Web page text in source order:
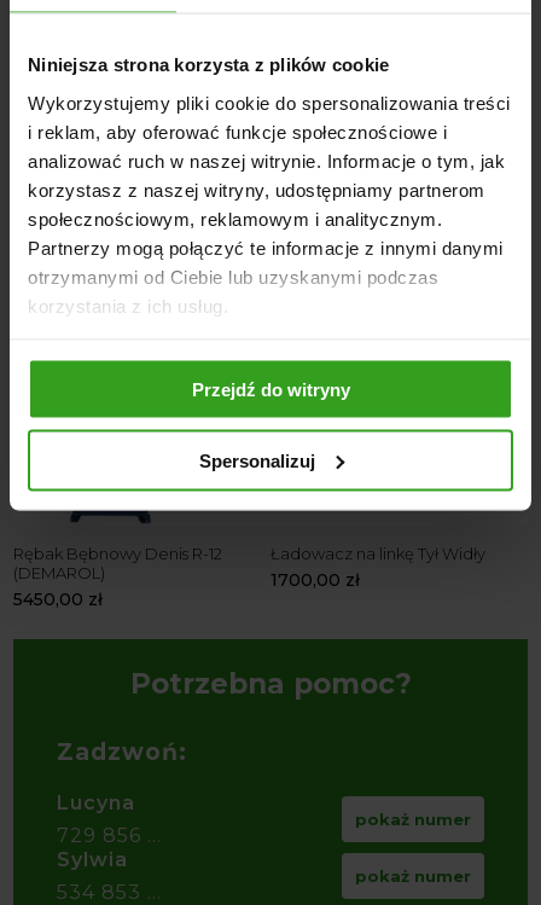
Niniejsza strona korzysta z plików cookie
Wykorzystujemy pliki cookie do spersonalizowania treści
i reklam, aby oferować funkcje społecznościowe i
analizować ruch w naszej witrynie. Informacje o tym, jak
korzystasz z naszej witryny, udostępniamy partnerom
społecznościowym, reklamowym i analitycznym.
Partnerzy mogą połączyć te informacje z innymi danymi
otrzymanymi od Ciebie lub uzyskanymi podczas
korzystania z ich usług.
Przejdź do witryny
Spersonalizuj
Wysokość Podnoszenia: około 260 cm;
Wymiary Wideł: Szerokość 80 cm, długość 65 cm;
Solidna Konstrukcja i malowanie proszkowe;
NASI KLIENCI WYBIERALI RÓWNIEŻ
4
Rębak Bębnowy Denis R-12
(DEMAROL)
5450,00 zł
Ładowacz na linkę Tył Widły
1700,00 zł
5
Potrzebna pomoc?
Zadzwoń:
Lucyna
729 856 ...
pokaż numer
Sylwia
534 853 ...
pokaż numer